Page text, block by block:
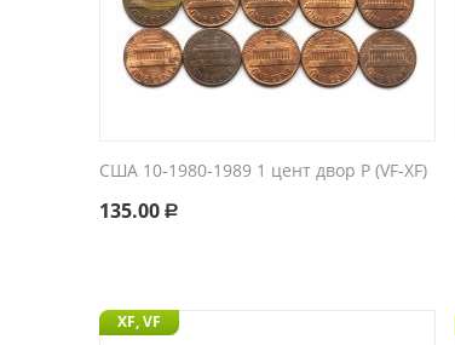
США 10-1980-1989 1 цент двор P (VF-XF)
135.00 Р
XF, VF